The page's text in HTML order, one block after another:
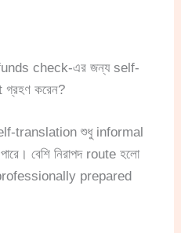
check-এর জন্য self-
করেন?
translation শুধু informal
বেশি নিরাপদ route হলো
prepared